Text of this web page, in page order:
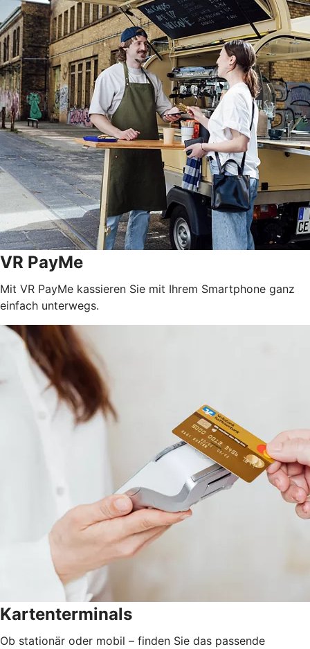
VR PayMe
Mit VR PayMe kassieren Sie mit Ihrem Smartphone ganz
einfach unterwegs.
Kartenterminals
Ob stationär oder mobil – finden Sie das passende